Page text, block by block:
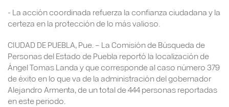
- La acción coordinada refuerza la confianza ciudadana y la
certeza en la protección de lo más valioso.
CIUDAD DE PUEBLA, Pue. – La Comisión de Búsqueda de
Personas del Estado de Puebla reportó la localización de
Ángel Tomas Landa y que corresponde al caso número 379
de éxito en lo que va de la administración del gobernador
Alejandro Armenta, de un total de 444 personas reportadas
en este periodo.